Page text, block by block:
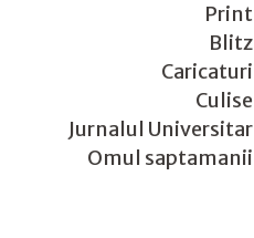
Print
Blitz
Caricaturi
Culise
Jurnalul Universitar
Omul saptamanii